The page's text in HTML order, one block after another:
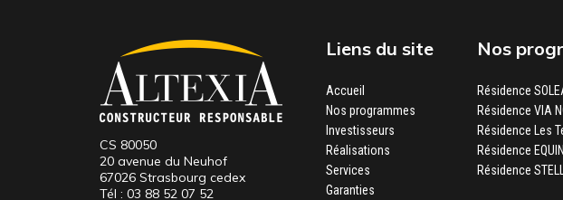
CS 80050
20 avenue du Neuhof
67026 Strasbourg cedex
Tél : 03 88 52 07 52
Liens du site
Accueil
Nos programmes
Investisseurs
Réalisations
Services
Garanties
Nos
Résidence
Résidence VIA
Résidence Les
Résidence
Résidence